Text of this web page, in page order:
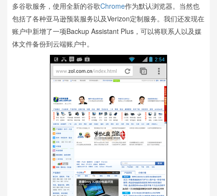
多谷歌服务，使用全新的谷歌Chrome作为默认浏览器。当然也
包括了各种亚马逊预装服务以及Verizon定制服务。我们还发现在
账户中新增了一项Backup Assistant Plus，可以将联系人以及媒
体文件备份到云端账户中。